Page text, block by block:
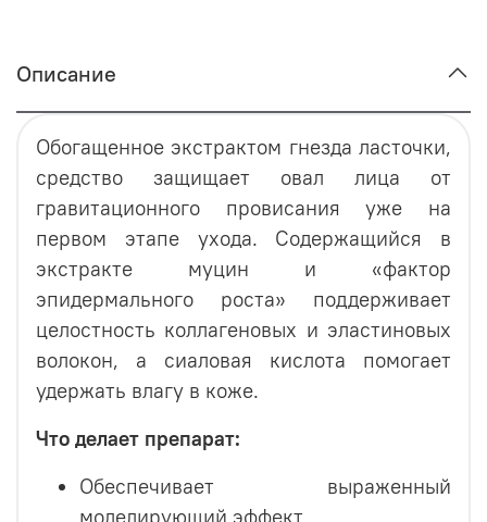
Описание
Обогащенное экстрактом гнезда ласточки,
средство защищает овал лица от
гравитационного провисания уже на
первом этапе ухода. Содержащийся в
экстракте муцин и «фактор
эпидермального роста» поддерживает
целостность коллагеновых и эластиновых
волокон, а сиаловая кислота помогает
удержать влагу в коже.
Что делает препарат:
Обеспечивает выраженный